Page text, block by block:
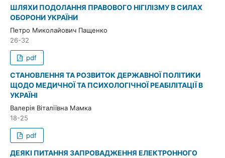
ШЛЯХИ ПОДОЛАННЯ ПРАВОВОГО НІГІЛІЗМУ В СИЛАХ
ОБОРОНИ УКРАЇНИ
Петро Миколайович Пащенко
26-32
pdf
СТАНОВЛЕННЯ ТА РОЗВИТОК ДЕРЖАВНОЇ ПОЛІТИКИ
ЩОДО МЕДИЧНОЇ ТА ПСИХОЛОГІЧНОЇ РЕАБІЛІТАЦІЇ В
УКРАЇНІ
Валерія Віталіївна Мамка
18-25
pdf
ДЕЯКІ ПИТАННЯ ЗАПРОВАДЖЕННЯ ЕЛЕКТРОННОГО